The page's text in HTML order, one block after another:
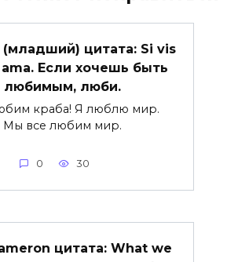
(младший) цитата: Si vis
Если хочешь быть
любимым, люби.
краба! Я люблю мир.
Мы все любим мир.
0 30
цитата: What we